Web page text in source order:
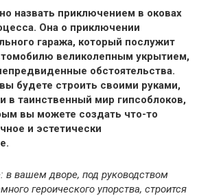
назвать приключением в оковах
Она о приключении
гаража, который послужит
великолепным укрытием,
обстоятельства.
будете строить своими руками,
в таинственный мир гипсоблоков,
вы можете создать что-то
и эстетически
в вашем дворе, под руководством
героического упорства, строится